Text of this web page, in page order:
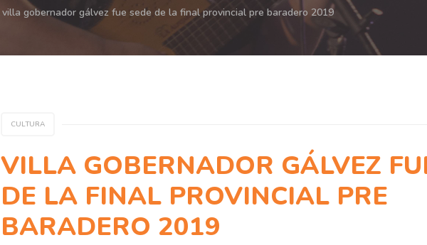
villa gobernador gálvez fue sede de la final provincial pre baradero 2019
CULTURA
VILLA GOBERNADOR GÁLVEZ
DE LA FINAL PROVINCIAL PRE
BARADERO 2019